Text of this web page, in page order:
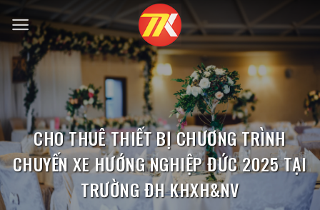
qua
nội
dung
CHO THUÊ THIẾT BỊ CHƯƠNG TRÌNH
CHUYẾN XE HƯỚNG NGHIỆP ĐỨC 2025 TẠI
TRƯỜNG ĐH KHXH&NV